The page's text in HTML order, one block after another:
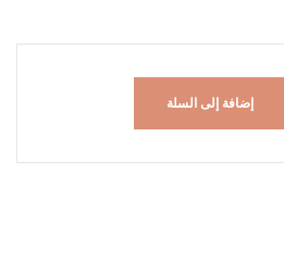
إضافة إلى السلة